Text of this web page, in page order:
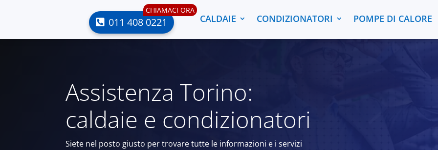
011 408 0221
CHIAMACI ORA
CALDAIE CONDIZIONATORI POMPE DI CALORE
Assistenza Torino:
caldaie e condizionatori
Siete nel posto giusto per trovare tutte le informazioni e i servizi